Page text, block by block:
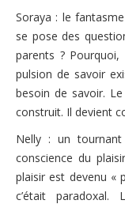
Soraya : le
se pose des
parents ?
pulsion de savoir
besoin de savoir.
construit. Il devient
Nelly : un
conscience du
plaisir est devenu «
c’était